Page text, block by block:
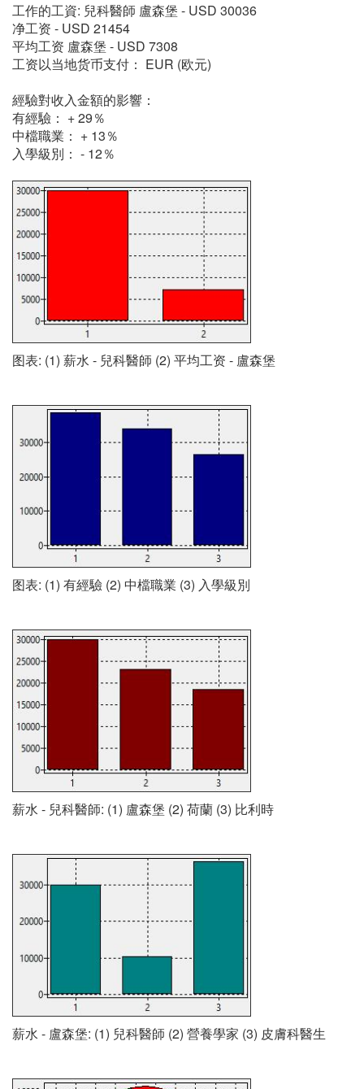
工作的工資: 兒科醫師 盧森堡 - USD 30036
净工资 - USD 21454
平均工资 盧森堡 - USD 7308
工资以当地货币支付： EUR (欧元)
經驗對收入金額的影響：
有經驗： + 29％
中檔職業： + 13％
入學級別： - 12％
图表: (1) 薪水 - 兒科醫師 (2) 平均工资 - 盧森堡
图表: (1) 有經驗 (2) 中檔職業 (3) 入學級別
薪水 - 兒科醫師: (1) 盧森堡 (2) 荷蘭 (3) 比利時
薪水 - 盧森堡: (1) 兒科醫師 (2) 營養學家 (3) 皮膚科醫生